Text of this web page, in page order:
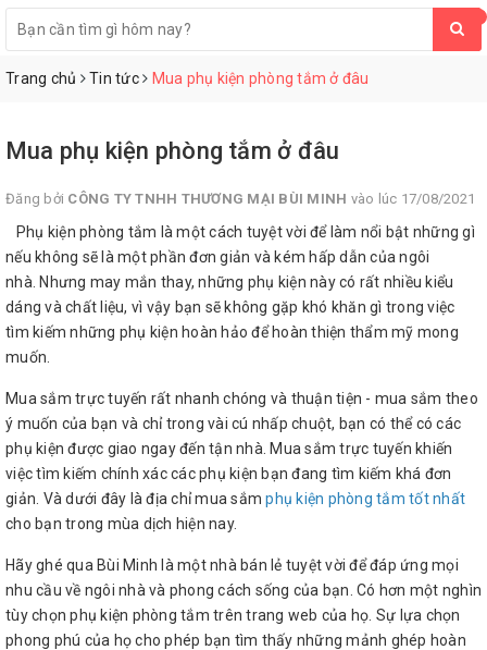
Trang chủ Tin tức Mua phụ kiện phòng tắm ở đâu
Mua phụ kiện phòng tắm ở đâu
Đăng bởi CÔNG TY TNHH THƯƠNG MẠI BÙI MINH vào lúc 17/08/2021
Phụ kiện phòng tắm là một cách tuyệt vời để làm nổi bật những gì
nếu không sẽ là một phần đơn giản và kém hấp dẫn của ngôi
nhà. Nhưng may mắn thay, những phụ kiện này có rất nhiều kiểu
dáng và chất liệu, vì vậy bạn sẽ không gặp khó khăn gì trong việc
tìm kiếm những phụ kiện hoàn hảo để hoàn thiện thẩm mỹ mong
muốn.
Mua sắm trực tuyến rất nhanh chóng và thuận tiện - mua sắm theo
ý muốn của bạn và chỉ trong vài cú nhấp chuột, bạn có thể có các
phụ kiện được giao ngay đến tận nhà. Mua sắm trực tuyến khiến
việc tìm kiếm chính xác các phụ kiện bạn đang tìm kiếm khá đơn
giản. Và dưới đây là địa chỉ mua sắmphụ kiện phòng tắm tốt nhất
cho bạn trong mùa dịch hiện nay.
Hãy ghé qua Bùi Minh là một nhà bán lẻ tuyệt vời để đáp ứng mọi
nhu cầu về ngôi nhà và phong cách sống của bạn. Có hơn một nghìn
tùy chọn phụ kiện phòng tắm trên trang web của họ. Sự lựa chọn
phong phú của họ cho phép bạn tìm thấy những mảnh ghép hoàn